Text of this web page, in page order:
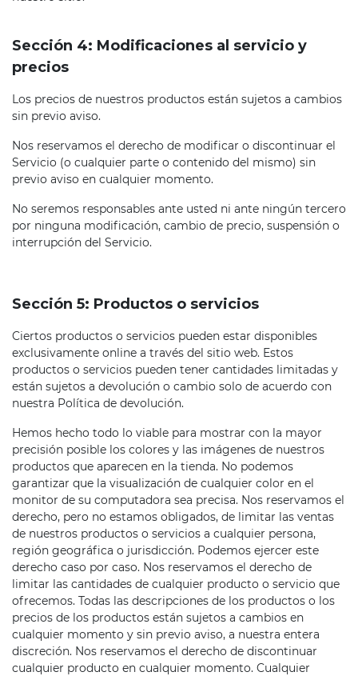
Sección 4: Modificaciones al servicio y
precios
Los precios de nuestros productos están sujetos a cambios
sin previo aviso.
Nos reservamos el derecho de modificar o discontinuar el
Servicio (o cualquier parte o contenido del mismo) sin
previo aviso en cualquier momento.
No seremos responsables ante usted ni ante ningún tercero
por ninguna modificación, cambio de precio, suspensión o
interrupción del Servicio.
Sección 5: Productos o servicios
Ciertos productos o servicios pueden estar disponibles
exclusivamente online a través del sitio web. Estos
productos o servicios pueden tener cantidades limitadas y
están sujetos a devolución o cambio solo de acuerdo con
nuestra Política de devolución.
Hemos hecho todo lo viable para mostrar con la mayor
precisión posible los colores y las imágenes de nuestros
productos que aparecen en la tienda. No podemos
garantizar que la visualización de cualquier color en el
monitor de su computadora sea precisa. Nos reservamos el
derecho, pero no estamos obligados, de limitar las ventas
de nuestros productos o servicios a cualquier persona,
región geográfica o jurisdicción. Podemos ejercer este
derecho caso por caso. Nos reservamos el derecho de
limitar las cantidades de cualquier producto o servicio que
ofrecemos. Todas las descripciones de los productos o los
precios de los productos están sujetos a cambios en
cualquier momento y sin previo aviso, a nuestra entera
discreción. Nos reservamos el derecho de discontinuar
cualquier producto en cualquier momento. Cualquier